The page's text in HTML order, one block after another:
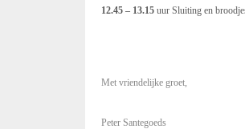
12.45 – 13.15 uur Sluiting en
Met vriendelijke groet,
Peter Santegoeds